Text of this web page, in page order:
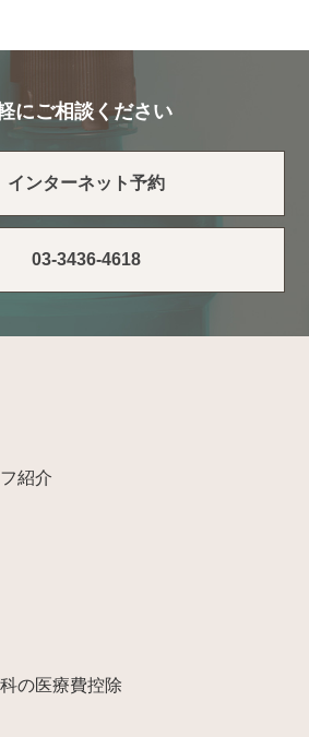
にご相談ください
インターネット予約
03-3436-4618
紹介
の医療費控除